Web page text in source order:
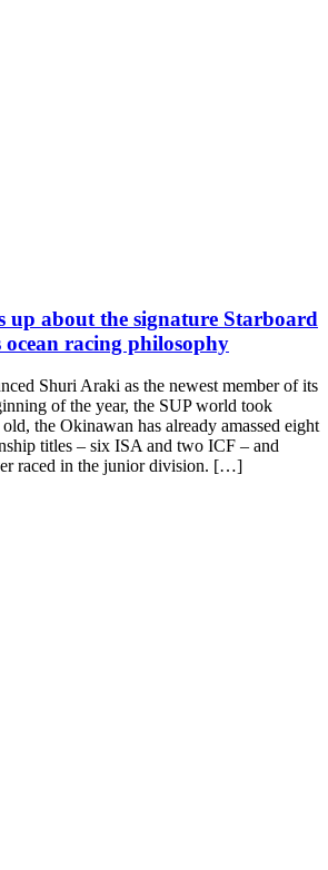
up about the signature Starboard
racing philosophy
Shuri Araki as the newest member of its
of the year, the SUP world took
the Okinawan has already amassed eight
titles – six ISA and two ICF – and
raced in the junior division. […]